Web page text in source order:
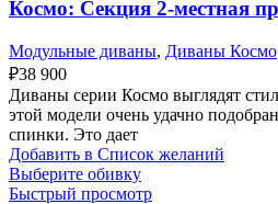
Космо: Секция 2-местная
Модульные диваны, Диваны Космо
₽38 900
Диваны серии Космо выглядят
этой модели очень удачно
спинки. Это дает
Добавить в Список желаний
Выберите обивку
Быстрый просмотр